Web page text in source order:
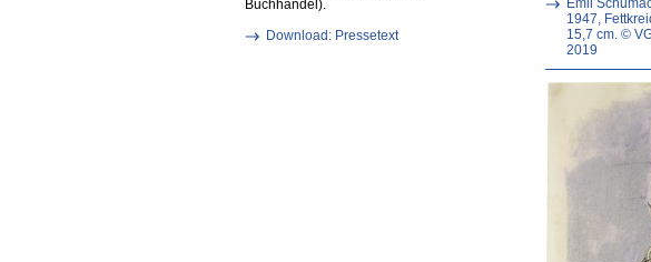
Buchhandel).
Download: Pressetext
Emil
1947,
15,7 cm. ©
2019